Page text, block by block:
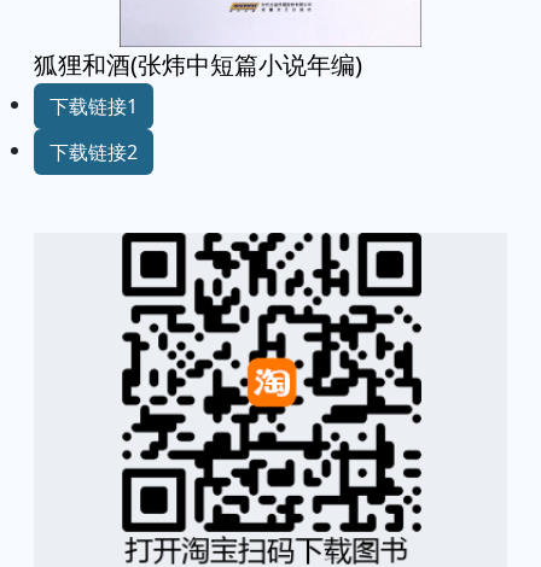
狐狸和酒(张炜中短篇小说年编)
下载链接1
下载链接2